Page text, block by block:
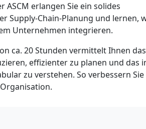
ASCM erlangen Sie ein solides
Supply-Chain-Planung und lernen,
Unternehmen integrieren.
ca. 20 Stunden vermittelt Ihnen das
effizienter zu planen und das
zu verstehen. So verbessern Sie